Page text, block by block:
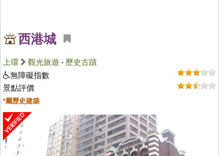
西港城
上環 觀光旅遊 - 歷史古蹟
無障礙指數
景點評價
*屬歷史建築